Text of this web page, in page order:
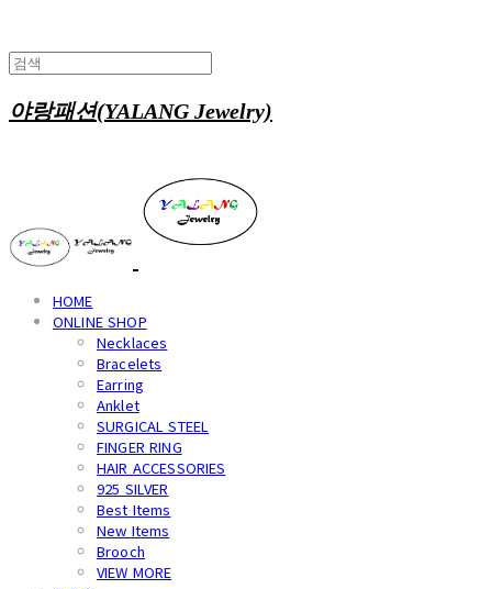
야랑패션(YALANG Jewelry)
HOME
ONLINE SHOP
Necklaces
Bracelets
Earring
Anklet
SURGICAL STEEL
FINGER RING
HAIR ACCESSORIES
925 SILVER
Best Items
New Items
Brooch
VIEW MORE